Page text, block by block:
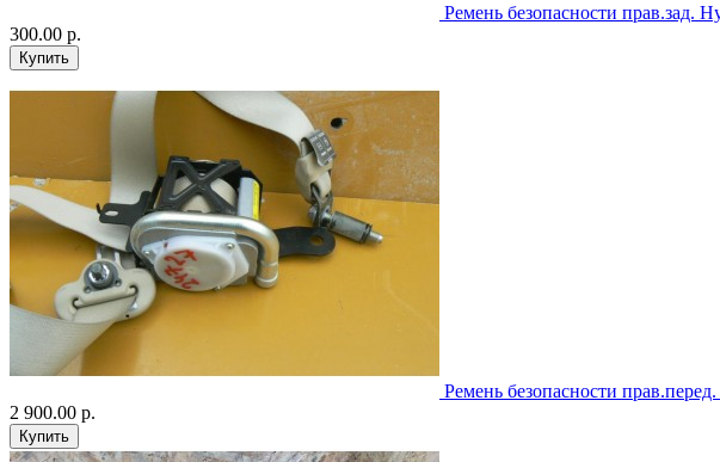
Ремень безопасности прав.зад.
300.00 р.
Ремень безопасности
2 900.00 р.